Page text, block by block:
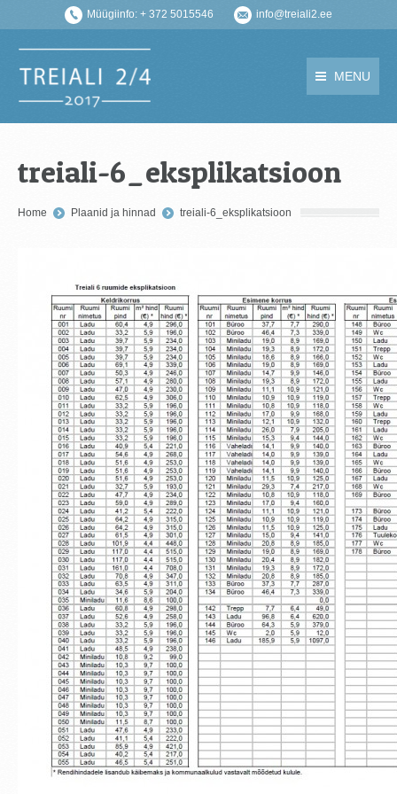
Müügiinfo: + 372 5015546 info@treiali2.ee
MENU
treiali-6_eksplikatsioon
You are here:
Home Plaanid ja hinnad treiali-6_eksplikatsioon